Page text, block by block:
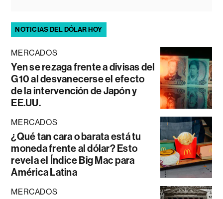
NOTICIAS DEL DÓLAR HOY
MERCADOS
Yen se rezaga frente a divisas del
G10 al desvanecerse el efecto
de la intervención de Japón y
EE.UU.
MERCADOS
¿Qué tan cara o barata está tu
moneda frente al dólar? Esto
revela el Índice Big Mac para
América Latina
MERCADOS